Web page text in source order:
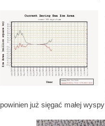
powinien już sięgać małej wyspy